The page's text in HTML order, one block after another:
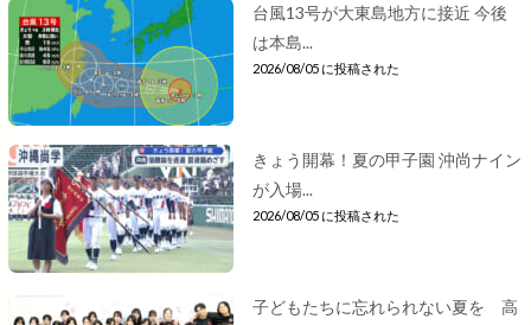
台風13号が大東島地方に接近 今後
は本島...
2026/08/05 に投稿された
きょう開幕！夏の甲子園 沖尚ナイン
が入場...
2026/08/05 に投稿された
子どもたちに忘れられない夏を 高